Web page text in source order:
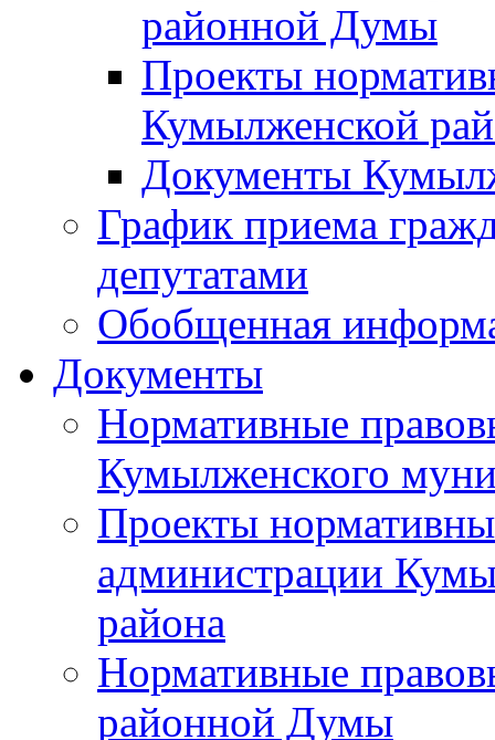
районной Думы
Проекты
Кумылженской
Документы
График приема
депутатами
Обобщенная
Документы
Нормативные
Кумылженского
Проекты
администрации
района
Нормативные
районной Думы